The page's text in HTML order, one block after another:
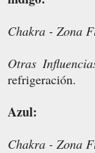
Chakra - Zona
Otras
refrigeración.
Azul:
Chakra - Zona